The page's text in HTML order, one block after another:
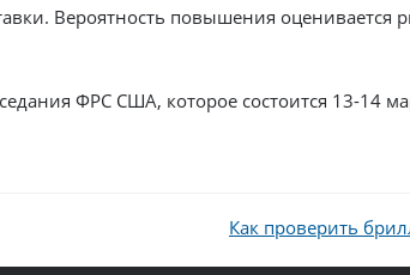
Вероятность повышения оценивается
ФРС США, которое состоится 13-14
Как проверить